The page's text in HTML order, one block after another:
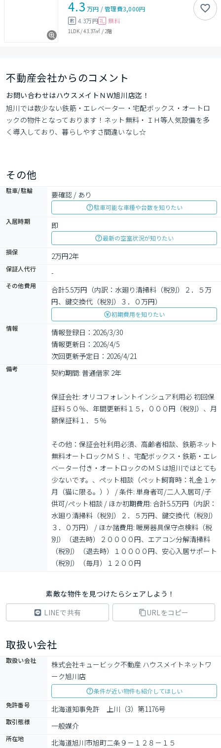
4.3 万円 /管理費3,000円
敷 4.3万円 礼 無料
1LDK/43.37㎡ / 2階
不動産会社からのコメント
お問い合わせはハウスメイトＮＷ旭川店迄！
旭川では数少ない鉄筋・エレベーター・宅配ボックス・オートロ
ックの物件となっております！ネット無料・ＩＨ等人気設備を多
く導入しており、暮らしやすさ間違いなし☆
その他
駐車/駐輪 要確認 / あり
駐車可能な車種や台数を知りたい
入居時期
即
最新の空室状況が知りたい
損保
2万円2年
保証人代行 -
その他費用
合計5.5万円（内訳：水廻り清掃料（税別）２．５万
円、鍵交換代（税別）３．０万円）
初期費用を知りたい
情報
情報登録日：2026/3/30
情報更新日：2026/4/5
次回更新予定日：2026/4/21
備考 契約期間: 普通借家 2年
保証会社: オリコフォレントインシュア利用必 初回保
証料５０％、年間更新料１５，０００円（税別）、月
額保証料１．５％
その他：保証会社利用必須、高齢者相談、鉄筋ネット
無料オートロックＭＳ！、宅配ボックス・鉄筋・エレ
ベーター付き・オートロックのＭＳは旭川ではとても
少ないです。、ペット相談（ペット飼育時：礼金１ヶ
月（猫に限る。）） / 条件: 単身者可/二人入居可/子
供可/ペット相談 / ほか初期費用: 合計5.5万円（内訳：
水廻り清掃料（税別）２．５万円、鍵交換代（税別）
３．０万円） / ほか諸費用: 暖房器具保守点検料（税
別）（退去時）２００００円、エアコン分解清掃料
（税別）（退去時）１００００円、安心入居サポート
（税別）（毎月）１２００円
素敵な物件を見つけたらシェアしよう！
LINEで共有
URLをコピー
取扱い会社
取扱い会社
株式会社キュービック不動産 ハウスメイトネットワ
ーク旭川店
条件が近い物件も紹介してほしい
免許番号
北海道知事免許　上川（3）第1176号
取引態様 一般媒介
所在地 北海道旭川市旭町二条９－１２８－１５